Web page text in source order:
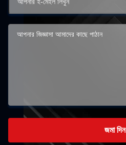
জমা দিন